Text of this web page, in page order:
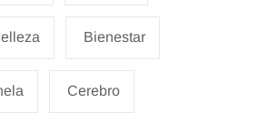
Bienestar
Cerebro